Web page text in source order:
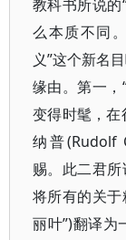
教科书所说的
么本质不同
义”这个新名
缘由。第一，
变得时髦，
纳普(Rudolf
赐。此二君
将所有的关
丽叶”)翻译为